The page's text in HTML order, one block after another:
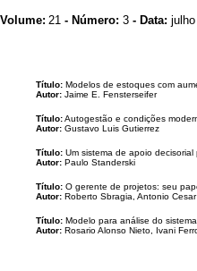
Volume: 21 - Número: 3 - Data:
Título: Modelos de estoques com
Autor: Jaime E. Fensterseifer
Título:Autogestão e condições
Autor: Gustavo Luis Gutierrez
Título: Um sistema de apoio
Autor: Paulo Standerski
Título: O gerente de projetos: seu
Autor: Roberto Sbragia, Antonio
Título: Modelo para análise do
Autor: Rosario Alonso Nieto, Ivani